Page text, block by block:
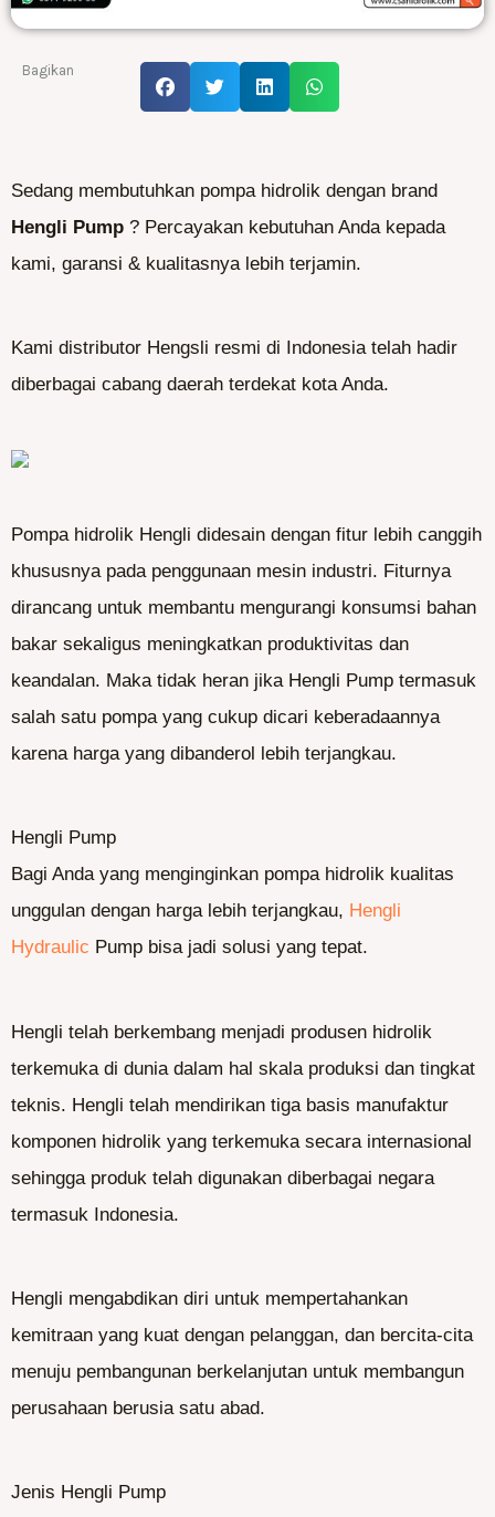
Bagikan
Sedang membutuhkan pompa hidrolik dengan brand
Hengli Pump ? Percayakan kebutuhan Anda kepada
kami, garansi & kualitasnya lebih terjamin.
Kami distributor Hengsli resmi di Indonesia telah hadir
diberbagai cabang daerah terdekat kota Anda.
Pompa hidrolik Hengli didesain dengan fitur lebih canggih
khususnya pada penggunaan mesin industri. Fiturnya
dirancang untuk membantu mengurangi konsumsi bahan
bakar sekaligus meningkatkan produktivitas dan
keandalan. Maka tidak heran jika Hengli Pump termasuk
salah satu pompa yang cukup dicari keberadaannya
karena harga yang dibanderol lebih terjangkau.
Hengli Pump
Bagi Anda yang menginginkan pompa hidrolik kualitas
unggulan dengan harga lebih terjangkau, Hengli
Hydraulic Pump bisa jadi solusi yang tepat.
Hengli telah berkembang menjadi produsen hidrolik
terkemuka di dunia dalam hal skala produksi dan tingkat
teknis. Hengli telah mendirikan tiga basis manufaktur
komponen hidrolik yang terkemuka secara internasional
sehingga produk telah digunakan diberbagai negara
termasuk Indonesia.
Hengli mengabdikan diri untuk mempertahankan
kemitraan yang kuat dengan pelanggan, dan bercita-cita
menuju pembangunan berkelanjutan untuk membangun
perusahaan berusia satu abad.
Jenis Hengli Pump